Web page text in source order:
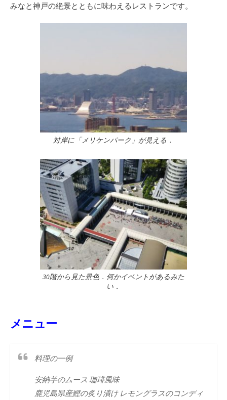
みなと神戸の絶景とともに味わえるレストランです。
対岸に「メリケンパーク」が見える．
30階から見た景色．何かイベントがあるみた
い．
メニュー
料理の一例
安納芋のムース 珈琲風味
鹿児島県産鰹の炙り漬け レモングラスのコンディ